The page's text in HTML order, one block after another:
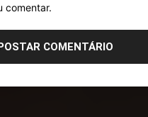
comentar.